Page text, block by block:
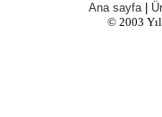
Ana sayfa
© 2003